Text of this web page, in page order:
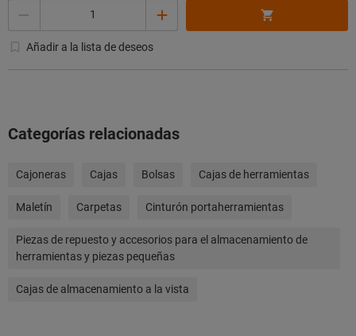
Añadir a la lista de deseos
Categorías relacionadas
Cajoneras Cajas Bolsas Cajas de herramientas
Maletín Carpetas Cinturón portaherramientas
Piezas de repuesto y accesorios para el almacenamiento de
herramientas y piezas pequeñas
Cajas de almacenamiento a la vista